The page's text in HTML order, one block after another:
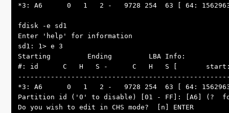
*3: A6      0   1   2 -   9728 254  63 [ 64:
fdisk -e sd1
Enter 'help' for information
sd1: 1> e 3
Starting         Ending         LBA Info:
#: id      C   H   S -      C   H   S [
*3: A6      0   1   2 -   9728 254  63 [ 64:
Partition id ('0' to disable) [01 - FF]: [A6] (?
Do you wish to edit in CHS mode?  [n] ENTER